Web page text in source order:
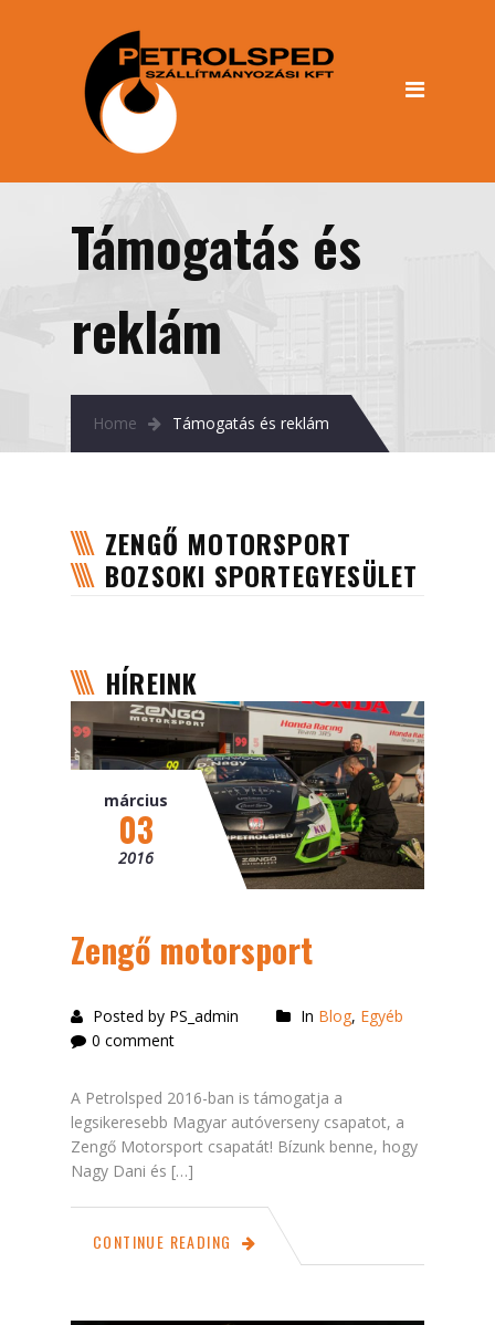
Rólunk
Dokumentumok
Cégadatok
Közúti szállítmányozás
Vasúti szállítmányozás
Támogatás
Közúti szállítmányozás
Vasúti szállítmányozás
Magyar
Támogatás és
reklám
Home Támogatás és reklám
ZENGŐ MOTORSPORT
BOZSOKI SPORTEGYESÜLET
HÍREINK
március
03
2016
Zengő motorsport
Posted by PS_admin In Blog, Egyéb
0 comment
A Petrolsped 2016-ban is támogatja a
legsikeresebb Magyar autóverseny csapatot, a
Zengő Motorsport csapatát! Bízunk benne, hogy
Nagy Dani és […]
CONTINUE READING